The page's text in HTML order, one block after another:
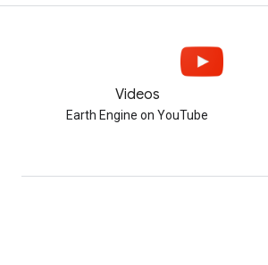
Videos
Earth Engine on YouTube